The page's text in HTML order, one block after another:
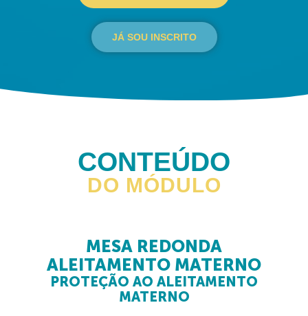
JÁ SOU INSCRITO
CONTEÚDO
DO MÓDULO
MESA REDONDA
ALEITAMENTO MATERNO
PROTEÇÃO AO ALEITAMENTO
MATERNO